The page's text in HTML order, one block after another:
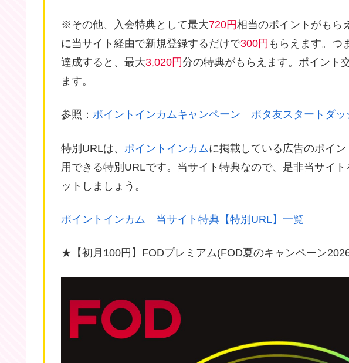
※その他、入会特典として最大720円相当のポイントがもら
に当サイト経由で新規登録するだけで300円 もらえます。つ
達成すると、最大3,020円分の特典がもらえます。ポイント
ます。
参照： ポイントインカムキャンペーン ポタ友スタートダッ
特別URLは、 ポイントインカムに掲載している広告のポイ
用できる特別URLです。当サイト特典なので、是非当サイ
ットしましょう。
ポイントインカム 当サイト特典【特別URL】一覧
★【初月100円】FODプレミアム(FOD夏のキャンペーン